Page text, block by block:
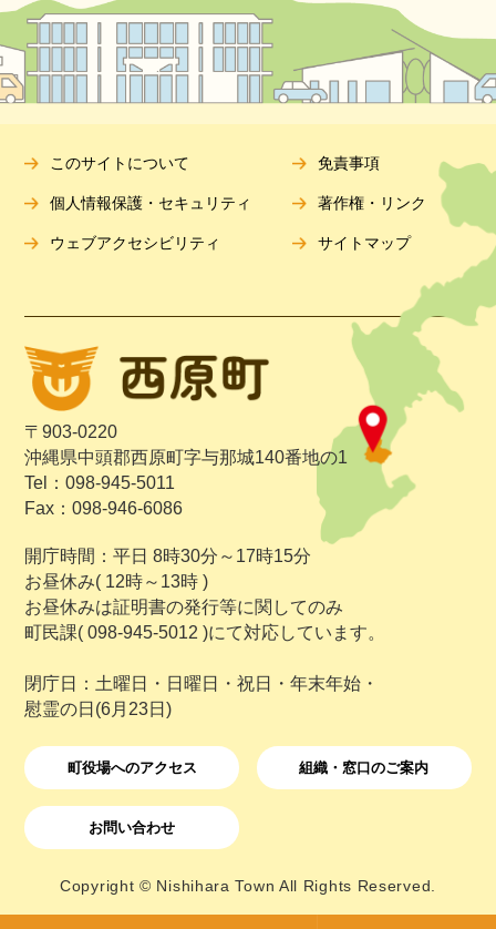
〒903-0220
沖縄県中頭郡西原町字与那城140番地の1
Tel：098-945-5011
Fax：098-946-6086
開庁時間：平日 8時30分～17時15分
お昼休み( 12時～13時 )
お昼休みは証明書の発行等に関してのみ
町民課( 098-945-5012 )にて対応しています。
閉庁日：土曜日・日曜日・祝日・年末年始・
慰霊の日(6月23日)
町役場へのアクセス 組織・窓口のご案内
お問い合わせ
このサイトについて 免責事項
個人情報保護・セキュリティ 著作権・リンク
ウェブアクセシビリティ サイトマップ
Copyright © Nishihara Town All Rights Reserved.